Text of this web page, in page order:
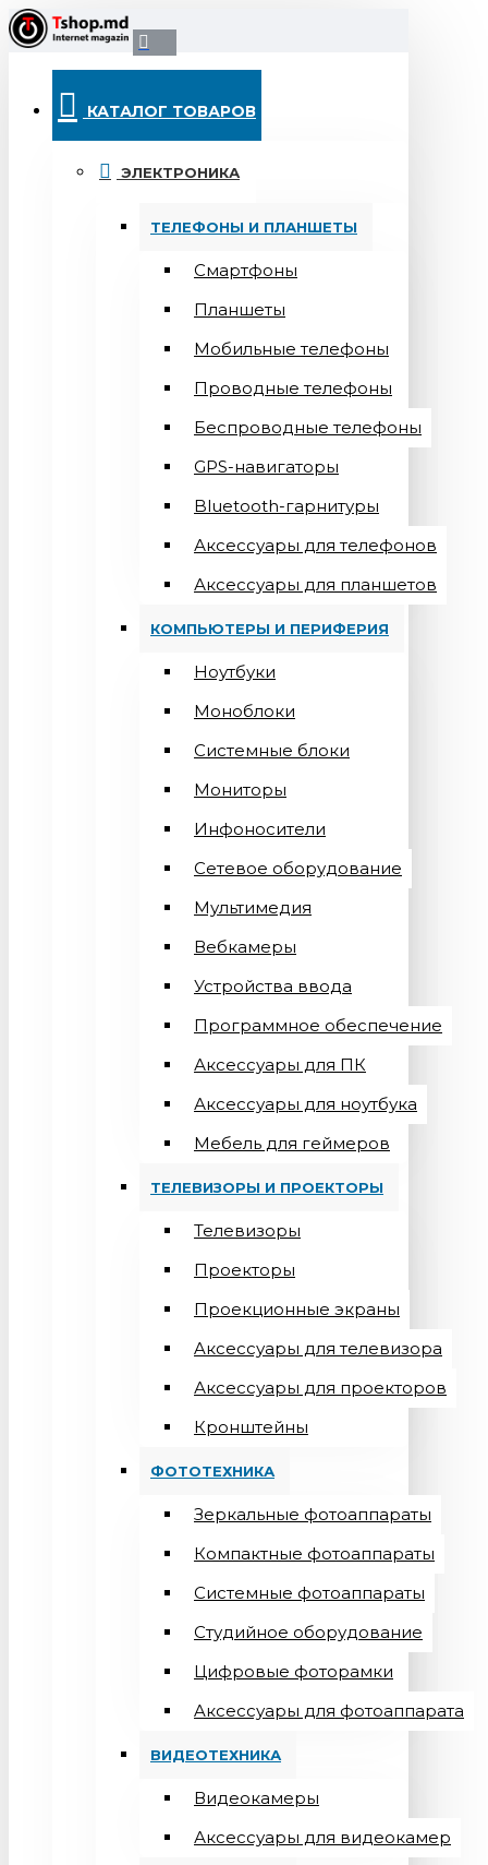
КАТАЛОГ ТОВАРОВ
ЭЛЕКТРОНИКА
ТЕЛЕФОНЫ И ПЛАНШЕТЫ
Смартфоны
Планшеты
Мобильные телефоны
Проводные телефоны
Беспроводные телефоны
GPS-навигаторы
Bluetooth-гарнитуры
Аксессуары для телефонов
Аксессуары для планшетов
КОМПЬЮТЕРЫ И ПЕРИФЕРИЯ
Ноутбуки
Моноблоки
Системные блоки
Мониторы
Инфоносители
Сетевое оборудование
Мультимедия
Вебкамеры
Устройства ввода
Программное обеспечение
Аксессуары для ПК
Аксессуары для ноутбука
Мебель для геймеров
ТЕЛЕВИЗОРЫ И ПРОЕКТОРЫ
Телевизоры
Проекторы
Проекционные экраны
Aксессуары для телевизора
Аксессуары для проекторов
Кронштейны
ФОТОТЕХНИКА
Зеркальные фотоаппараты
Компактные фотоаппараты
Системные фотоаппараты
Студийное оборудование
Цифровые фоторамки
Aксессуары для фотоаппарата
ВИДЕОТЕХНИКА
Видеокамеры
Аксессуары для видеокамер